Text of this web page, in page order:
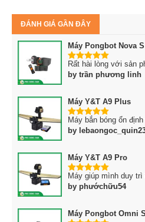
ĐÁNH GIÁ GẦN ĐÂY
Máy Pongbot Nova
5trên 5
Rất hài lòng với sản
by trần phương linh
Máy Y&T A9 Plus
5trên 5
Máy bắn bóng ổn
by
Máy Y&T A9 Pro
5trên 5
Máy giúp mình duy
by phướchữu54
Máy Pongbot Omni